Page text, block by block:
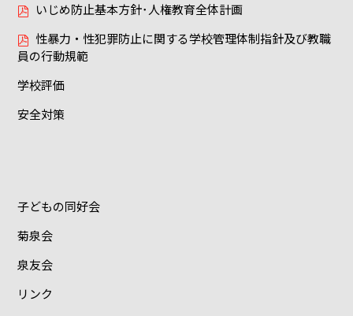
いじめ防止基本方針･人権教育全体計画
性暴力・性犯罪防止に関する学校管理体制指針及び教職
員の行動規範
学校評価
安全対策
子どもの同好会
菊泉会
泉友会
リンク